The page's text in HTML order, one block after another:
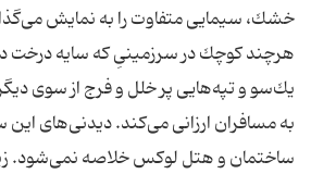
خشك، سیمایی متفاوت را به نمایش
هرچند كوچك در سرزمینیِ كه سایه درخت
یك‌سو و تپه‌هایی پر خلل و فرج از سوی
به مسافران ارزانی می‌كند. دیدنی‌های این
ساختمان و هتل‌ لوكس خلاصه نمی‌شود.